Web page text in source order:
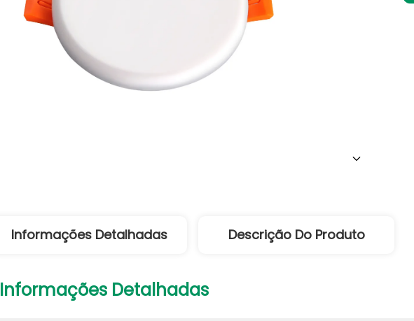
Informações Detalhadas Descrição Do Produto
Informações Detalhadas